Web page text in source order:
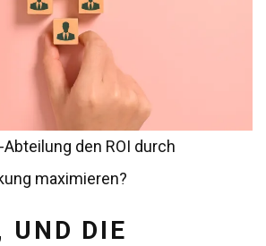
Abteilung den ROI durch
maximieren?
UND DIE